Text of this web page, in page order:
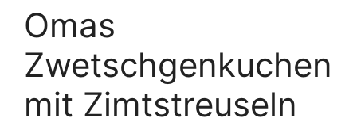
Omas
Zwetschgenkuchen
mit Zimtstreuseln